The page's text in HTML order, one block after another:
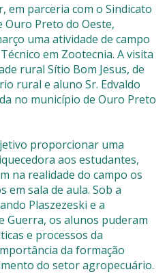
em parceria com o Sindicato
Ouro Preto do Oeste,
uma atividade de campo
em Zootecnia. A visita
rural Sítio Bom Jesus, de
rural e aluno Sr. Edvaldo
no município de Ouro Preto
proporcionar uma
aos estudantes,
na realidade do campo os
em sala de aula. Sob a
Plaszezeski e a
Guerra, os alunos puderam
e processos da
da formação
do setor agropecuário.